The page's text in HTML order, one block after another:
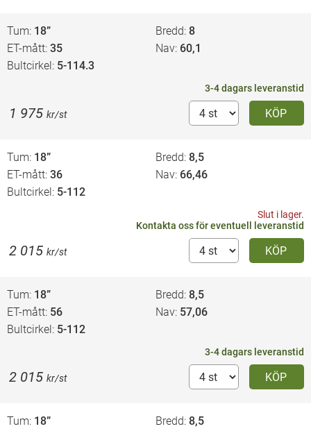
Tum 18” Bredd 8
ET-mått 35 Nav 60,1
Bultcirkel 5-114.3
3-4 dagars leveranstid
KÖP
1 975 kr/st
Tum 18” Bredd 8,5
ET-mått 36 Nav 66,46
Bultcirkel 5-112
Slut i lager.
Kontakta ossför eventuell leveranstid
KÖP
2 015 kr/st
Tum 18” Bredd 8,5
ET-mått 56 Nav 57,06
Bultcirkel 5-112
3-4 dagars leveranstid
KÖP
2 015 kr/st
Tum 18” Bredd 8,5